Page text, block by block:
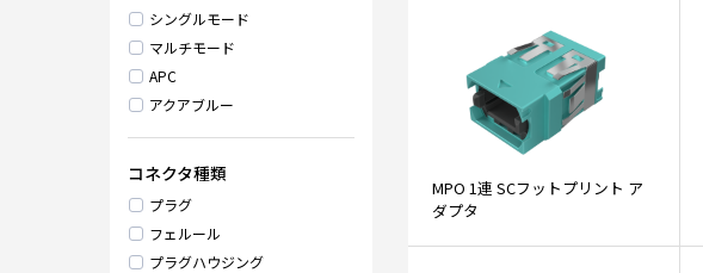
シングルモード
マルチモード
APC
アクアブルー
コネクタ種類
プラグ
フェルール
プラグハウジング
MPO 1連 SCフットプリント ア
ダプタ